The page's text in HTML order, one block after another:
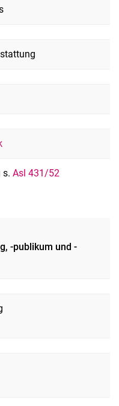
s. Asl 431/52
-publikum und -